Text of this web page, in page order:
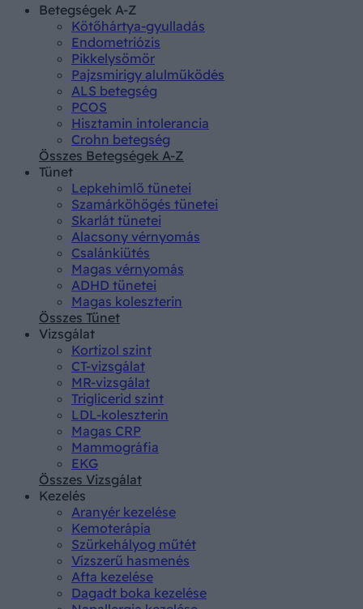
Betegségek A-Z
Kötőhártya-gyulladás
Endometriózis
Pikkelysömör
Pajzsmirigy alulműködés
ALS betegség
PCOS
Hisztamin intolerancia
Crohn betegség
Összes Betegségek A-Z
Tünet
Lepkehimlő tünetei
Szamárköhögés tünetei
Skarlát tünetei
Alacsony vérnyomás
Csalánkiütés
Magas vérnyomás
ADHD tünetei
Magas koleszterin
Összes Tünet
Vizsgálat
Kortizol szint
CT-vizsgálat
MR-vizsgálat
Triglicerid szint
LDL-koleszterin
Magas CRP
Mammográfia
EKG
Összes Vizsgálat
Kezelés
Aranyér kezelése
Kemoterápia
Szürkehályog műtét
Vízszerű hasmenés
Afta kezelése
Dagadt boka kezelése